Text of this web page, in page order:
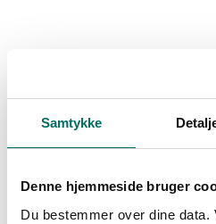
Samtykke
Denne hjemmeside bruger
Du bestemmer over dine
279,00 DKK
(ekskl. moms)
Vis